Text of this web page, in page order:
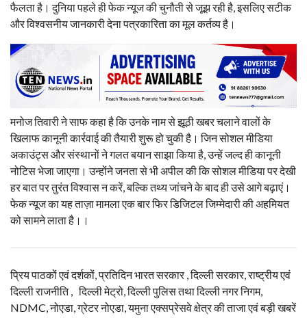
फैलता है। दुनिया पहले ही फेक न्यूज की चुनौती से जूझ रही है, इसलिए सटीक
और विश्वसनीय जानकारी देना पत्रकारिता का मूल कर्तव्य है।
मनोज तिवारी ने साफ कहा है कि उनके नाम से झूठी खबर चलाने वालों के
खिलाफ कानूनी कार्रवाई की तैयारी शुरू हो चुकी है। जिन सोशल मीडिया
अकाउंट्स और संस्थानों ने गलत बयान साझा किया है, उन्हें जल्द ही कानूनी
नोटिस भेजा जाएगा। उन्होंने जनता से भी अपील की कि सोशल मीडिया पर देखी
हर बात पर तुरंत विश्वास न करें, बल्कि तथ्य जांचने के बाद ही उसे आगे बढ़ाएं।
फेक न्यूज का यह ताज़ा मामला एक बार फिर डिजिटल जिम्मेदारी की अहमियत
को सामने लाता है।।
प्रिय पाठकों एवं दर्शकों, प्रतिदिन भारत सरकार , दिल्ली सरकार, राष्ट्रीय एवं
दिल्ली राजनीति , दिल्ली मेट्रो, दिल्ली पुलिस तथा दिल्ली नगर निगम,
NDMC, नोएडा, ग्रेटर नोएडा, यमुना एक्सप्रेसवे क्षेत्र की ताजा एवं बड़ी खबरें